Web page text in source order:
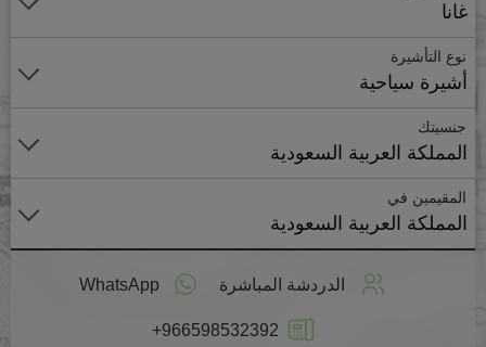
غانا
نوع التأشيرة
أشيرة سياحية
جنسيتك
المملكة العربية السعودية
المقيمين في
المملكة العربية السعودية
الدردشة المباشرة WhatsApp
+966598532392